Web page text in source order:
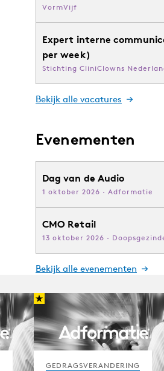
VormVijf
Expert interne
per week)
Stichting CliniClowns
Bekijk alle vacatures
Evenementen
Dag van de Audio
1 oktober 2026 · Adformatie
CMO Retail
13 oktober 2026 ·
Bekijk alle evenementen
GEDRAGSVERANDERING